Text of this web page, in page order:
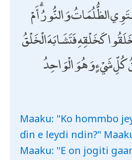
الظُّلُمَاتُ وَالنُّورُ ۗ أَمْ
كَخَلْقِهِ فَتَشَابَهَ الْخَلْقُ
كُلِّ شَيْءٍ وَهُوَ الْوَاحِدُ
Maaku: "Ko hommbo
ɗin e leydi ndin?"
Maaku: "E on jogiti